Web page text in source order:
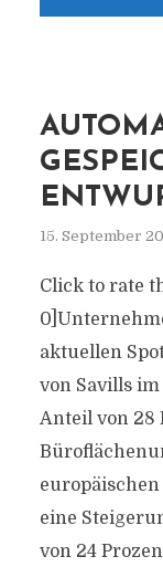
15. September
Click to rate
aktuellen
von Savills
Anteil von 28
eine
von 24